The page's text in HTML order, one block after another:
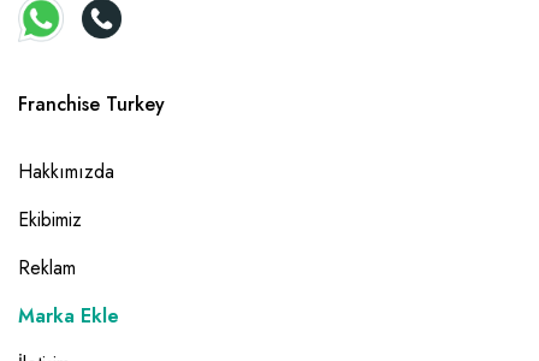
Franchise Turkey
Hakkımızda
Ekibimiz
Reklam
Marka Ekle